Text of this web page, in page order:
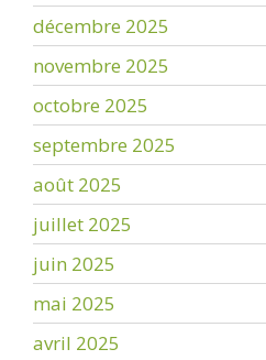
décembre 2025
novembre 2025
octobre 2025
septembre 2025
août 2025
juillet 2025
juin 2025
mai 2025
avril 2025